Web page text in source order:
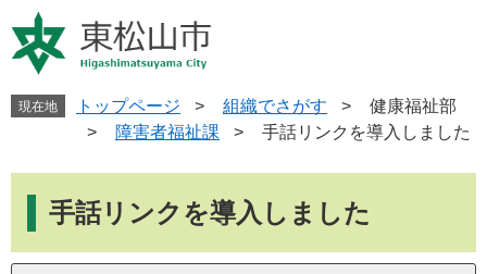
ー
ジ
す
ニ
ュ
し
へ
現在地 トップページ > 組織でさがす >
健康福祉部
>
障害者福祉課 > 手話リンクを導入しました
手話リンクを導入しました